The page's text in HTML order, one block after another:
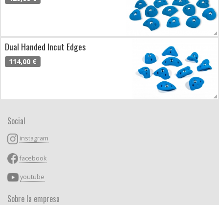
Dual Handed Incut Edges
114,00 €
Social
instagram
facebook
youtube
Sobre la empresa